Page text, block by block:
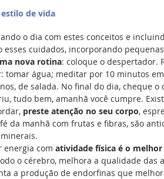
de vida
o dia com estes conceitos e
esses cuidados, incorporando
nova rotina: coloque o despertador.
tomar água; meditar por 10 minutos
de salada. No final do dia, cheque
tudo bem, amanhã você cumpre.
preste atenção no seu corpo,
da manhã com frutas e fibras, são
energia com atividade física é o
o cérebro, melhora a qualidade das
a produção de endorfinas que